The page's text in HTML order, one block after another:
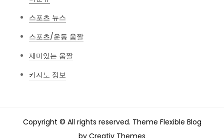
스포츠 뉴스
스포츠/운동 움짤
재미있는 움짤
카지노 정보
Copyright © All rights reserved. Theme Flexible Blog